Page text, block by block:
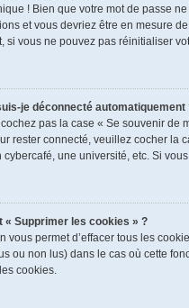
! Bien que votre mot de passe
et vous devriez être en mesure
si vous ne pouvez pas réinitialiser
je déconnecté automatiquement
pas la case « Se souvenir de
rester connecté, veuillez cocher la
cybercafé, une université, etc. Si
« Supprimer les cookies » ?
vous permet d’effacer tous les
ou non lus) dans le cas où cette
cookies.